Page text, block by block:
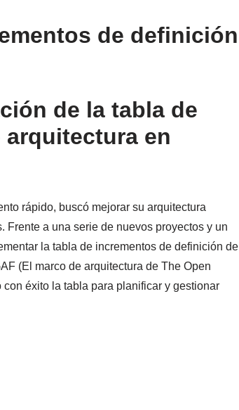
de definición
de la tabla de
en
rápido, buscó mejorar su arquitectura
a una serie de nuevos proyectos y un
la tabla de incrementos de definición de
(El marco de arquitectura de The Open
éxito la tabla para planificar y gestionar